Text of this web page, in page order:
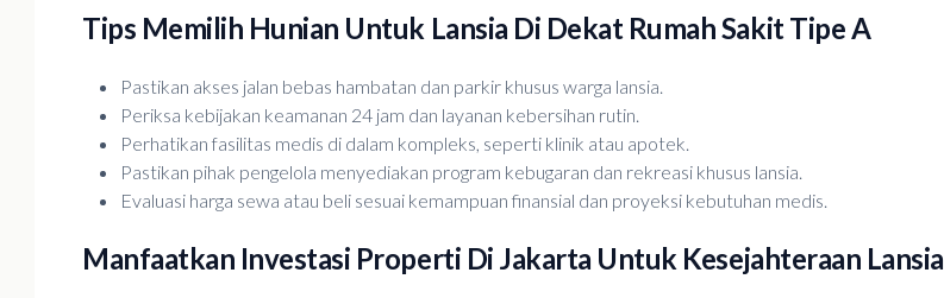
Tips Memilih Hunian Untuk Lansia Di Dekat Rumah Sakit Tipe A
Pastikan akses jalan bebas hambatan dan parkir khusus warga lansia.
Periksa kebijakan keamanan 24 jam dan layanan kebersihan rutin.
Perhatikan fasilitas medis di dalam kompleks, seperti klinik atau apotek.
Pastikan pihak pengelola menyediakan program kebugaran dan rekreasi khusus lansia.
Evaluasi harga sewa atau beli sesuai kemampuan finansial dan proyeksi kebutuhan medis.
Manfaatkan Investasi Properti Di Jakarta Untuk Kesejahteraan Lansia